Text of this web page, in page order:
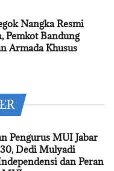
Nangka Resmi
Pemkot Bandung
Armada Khusus
Pengurus MUI Jabar
Dedi Mulyadi
dan Peran